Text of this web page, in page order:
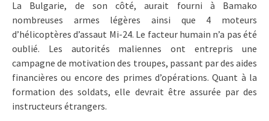
La Bulgarie, de son côté, aurait fourni à Bamako
nombreuses armes légères ainsi que 4 moteurs
d’hélicoptères d’assaut Mi-24. Le facteur humain n’a pas été
oublié. Les autorités maliennes ont entrepris une
campagne de motivation des troupes, passant par des aides
financières ou encore des primes d’opérations. Quant à la
formation des soldats, elle devrait être assurée par des
instructeurs étrangers.